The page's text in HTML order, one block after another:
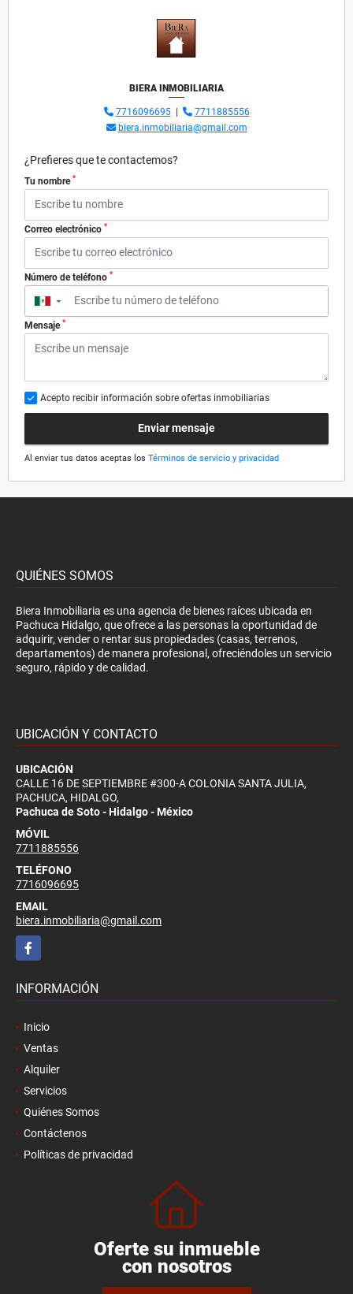
BIERA INMOBILIARIA
7716096695|
7711885556
biera.inmobiliaria@gmail.com
¿Prefieres que te contactemos?
Tu nombre *
Correo electrónico *
Número de teléfono *
▼
Mensaje *
Acepto recibir información sobre ofertas inmobiliarias
Enviar mensaje
Al enviar tus datos aceptas los Términos de servicio y privacidad
QUIÉNES SOMOS
Biera Inmobiliaria es una agencia de bienes raíces ubicada en
Pachuca Hidalgo, que ofrece a las personas la oportunidad de
adquirir, vender o rentar sus propiedades (casas, terrenos,
departamentos) de manera profesional, ofreciéndoles un servicio
seguro, rápido y de calidad.
UBICACIÓN Y CONTACTO
UBICACIÓN
CALLE 16 DE SEPTIEMBRE #300-A COLONIA SANTA JULIA,
PACHUCA, HIDALGO,
Pachuca de Soto - Hidalgo - México
MÓVIL
7711885556
TELÉFONO
7716096695
EMAIL
biera.inmobiliaria@gmail.com
Facebook
INFORMACIÓN
Inicio
Ventas
Alquiler
Servicios
Quiénes Somos
Contáctenos
Políticas de privacidad
Oferte su inmueble
con nosotros